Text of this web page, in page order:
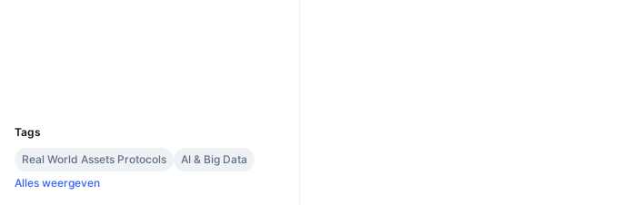
Tags
Real World Assets Protocols
AI & Big Data
Alles weergeven